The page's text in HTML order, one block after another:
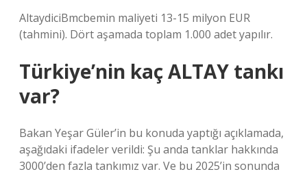
AltaydiciBmcbemin maliyeti 13-15 milyon EUR
(tahmini). Dört aşamada toplam 1.000 adet yapılır.
Türkiye’nin kaç ALTAY tankı
var?
Bakan Yeşar Güler’in bu konuda yaptığı açıklamada,
aşağıdaki ifadeler verildi: Şu anda tanklar hakkında
3000’den fazla tankımız var. Ve bu 2025’in sonunda